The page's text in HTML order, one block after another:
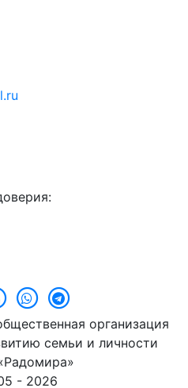
организация
семьи и личности
- 2026